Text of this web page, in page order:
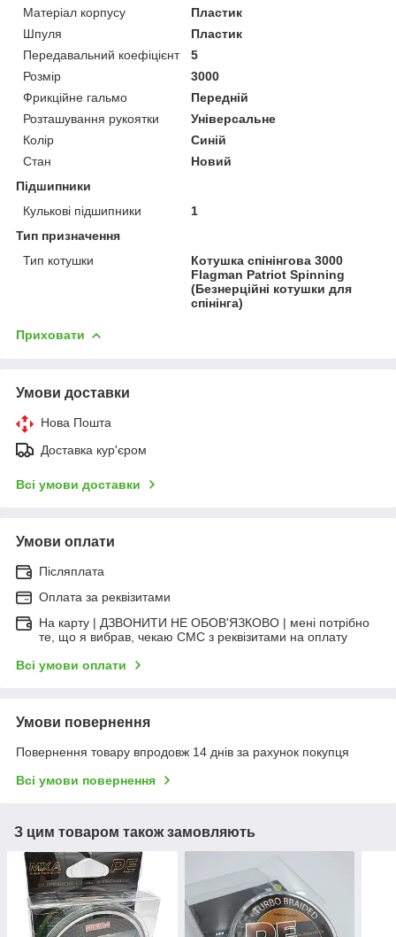
Матеріал корпусу
Пластик
Шпуля
Пластик
Передавальний коефіцієнт
5
Розмір
3000
Фрикційне гальмо
Передній
Розташування рукоятки
Універсальне
Колір
Синій
Стан
Новий
Підшипники
Кулькові підшипники
1
Тип призначення
Тип котушки
Котушка спінінгова 3000
Flagman Patriot Spinning
(Безнерційні котушки для
спінінга)
Приховати
Умови доставки
Нова Пошта
Доставка кур'єром
Всі умови доставки
Умови оплати
Післяплата
Оплата за реквізитами
На карту | ДЗВОНИТИ НЕ ОБОВ'ЯЗКОВО | мені потрібно
те, що я вибрав, чекаю СМС з реквізитами на оплату
Всі умови оплати
Умови повернення
Повернення товару впродовж 14 днів за рахунок покупця
Всі умови повернення
З цим товаром також замовляють